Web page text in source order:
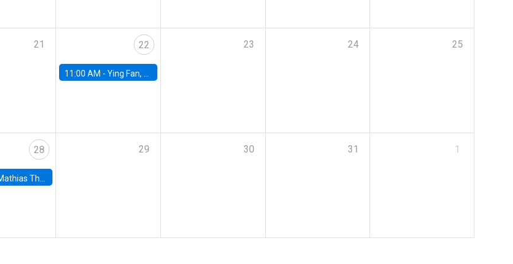
21 22
11:00 AM -Ying Fan, University of Michigan
23 24 25
28
Thoenig, University of Lausanne
29 30 31 1